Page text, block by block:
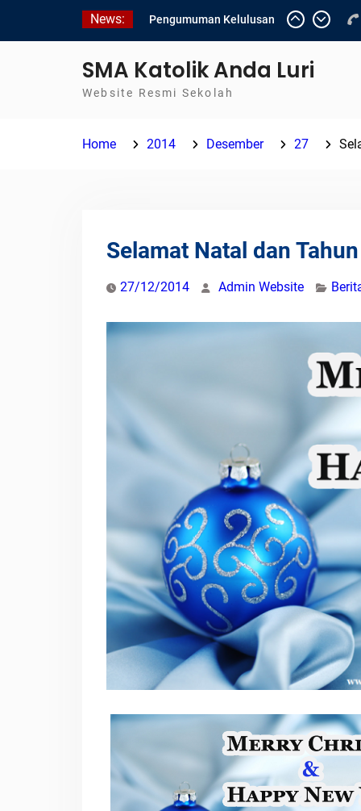
News:
Pengumuman Kelulusan
Pelantikan Pengurus Osis
SMAK Anda Luri
2025/2026
SMA Katolik Anda Luri
Website Resmi Sekolah
Home 2014 Desember 27
Selamat Natal dan
27/12/2014 Admin Website